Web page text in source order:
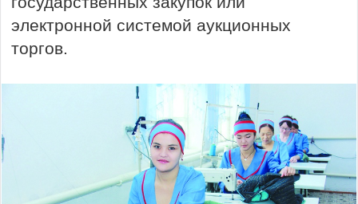
электронной системой аукционных
торгов.